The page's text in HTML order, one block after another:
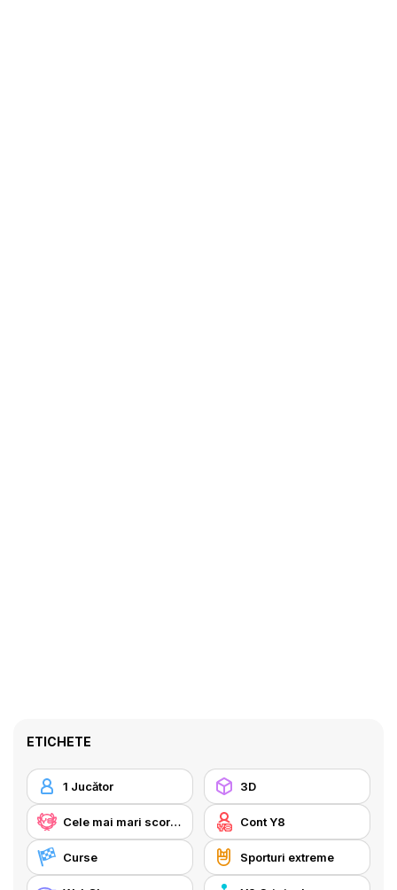
ETICHETE
1 Jucător 3D
Cele mai mari scoruri Y8 Cont Y8
Curse Sporturi extreme